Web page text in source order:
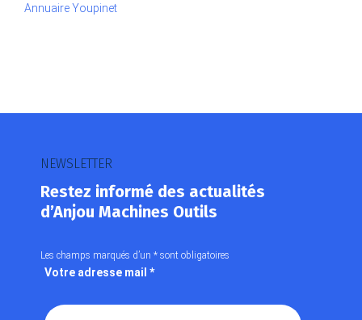
Annuaire Youpinet
NEWSLETTER
Restez informé des actualités
d’Anjou Machines Outils
Les champs marqués d’un * sont obligatoires
Votre adresse mail *